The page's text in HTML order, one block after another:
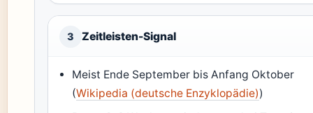
3 Zeitleisten-Signal
Meist Ende September bis Anfang Oktober
(Wikipedia (deutsche Enzyklopädie))